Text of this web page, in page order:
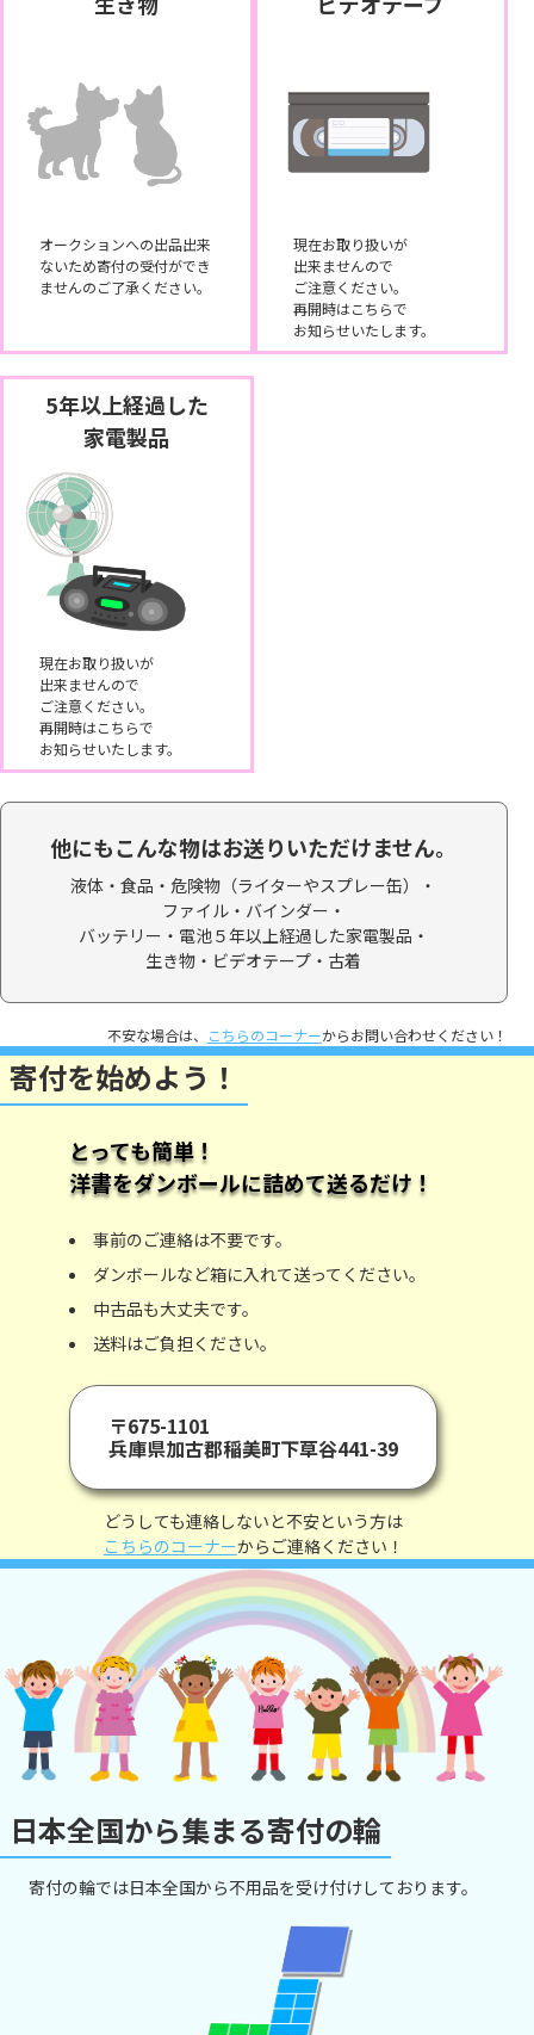
オークションへの出品出来
ないため寄付の受付ができ
ませんのご了承ください。
現在お取り扱いが
出来ませんので
ご注意ください。
再開時はこちらで
お知らせいたします。
5年以上経過した
家電製品
現在お取り扱いが
出来ませんので
ご注意ください。
再開時はこちらで
お知らせいたします。
他にもこんな物はお送りいただけません。
液体・食品・ 危険物（ライターやスプレー缶）・
ファイル・バインダー・
バッテリー・電池５年以上経過した家電製品・
生き物・ビデオテープ・ 古着
不安な場合は、 こちらのコーナーからお問い合わせください！
寄付を始めよう！
とっても簡単！
洋書をダンボールに詰めて送るだけ！
事前のご連絡は不要です。
ダンボールなど箱に入れて送ってください。
中古品も大丈夫です。
送料はご負担ください。
〒675-1101
兵庫県加古郡稲美町下草谷441-39
どうしても連絡しないと不安という方は
こちらのコーナーからご連絡ください！
日本全国から集まる寄付の輪
寄付の輪では日本全国から不用品を受け付けしております。